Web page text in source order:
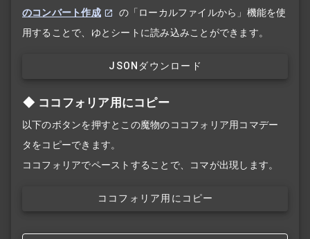
のコンバート作成
の「ローカルファイルから」機能を使
用することで、ゆとシートに読み込みことができます。
JSONダウンロード
ココフォリア用にコピー
以下のボタンを押すとこの魔物のココフォリア用コマデー
タをコピーできます。
ココフォリアでペーストすることで、コマが出現します。
ココフォリア用にコピー